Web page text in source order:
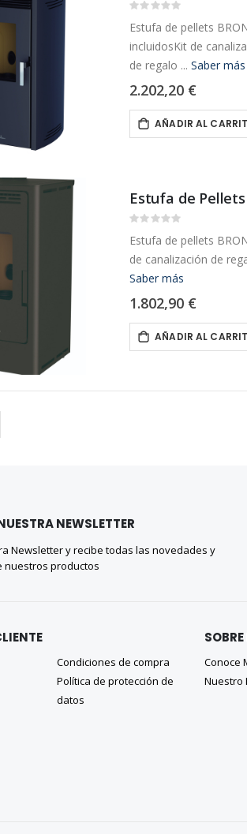
Rating:
Estufa de pellets
incluidosKit de
de regalo ... Saber más
2.202,20 €
AÑADIR AL
Estufa de
Rating:
Estufa de pellets
de canalización de
Saber más
1.802,90 €
AÑADIR AL
NEWSLETTER
Newsletter y recibe todas las novedades y
nuestros productos
Condiciones de compra
Política de protección de
datos
Conoce
Nuestro